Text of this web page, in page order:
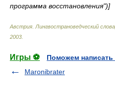
программа восстановления")]
Австрия. Лингвострановедческий
2003
Игры ⚽
Поможем
Maronibrater